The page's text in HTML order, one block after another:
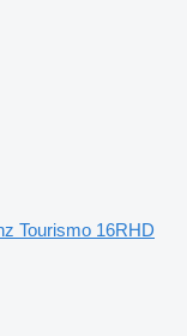
Tourismo 16RHD